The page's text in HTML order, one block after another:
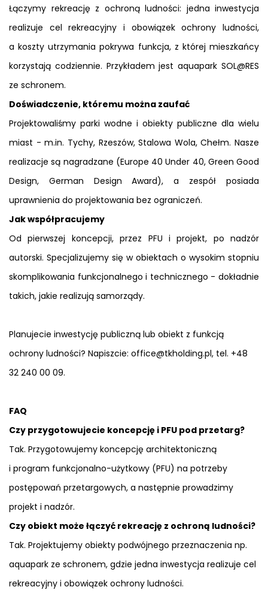
Łączymy rekreację z ochroną ludności: jedna inwestycja
realizuje cel rekreacyjny i obowiązek ochrony ludności,
a koszty utrzymania pokrywa funkcja, z której mieszkańcy
korzystają codziennie. Przykładem jest aquapark SOL@RES
ze schronem.
Doświadczenie, któremu można zaufać
Projektowaliśmy parki wodne i obiekty publiczne dla wielu
miast - m.in. Tychy, Rzeszów, Stalowa Wola, Chełm. Nasze
realizacje są nagradzane (Europe 40 Under 40, Green Good
Design, German Design Award), a zespół posiada
uprawnienia do projektowania bez ograniczeń.
Jak współpracujemy
Od pierwszej koncepcji, przez PFU i projekt, po nadzór
autorski. Specjalizujemy się w obiektach o wysokim stopniu
skomplikowania funkcjonalnego i technicznego - dokładnie
takich, jakie realizują samorządy.
Planujecie inwestycję publiczną lub obiekt z funkcją
ochrony ludności? Napiszcie: office@tkholding.pl, tel. +48
32 240 00 09.
FAQ
Czy przygotowujecie koncepcję i PFU pod przetarg?
Tak. Przygotowujemy koncepcję architektoniczną
i program funkcjonalno-użytkowy (PFU) na potrzeby
postępowań przetargowych, a następnie prowadzimy
projekt i nadzór.
Czy obiekt może łączyć rekreację z ochroną ludności?
Tak. Projektujemy obiekty podwójnego przeznaczenia np.
aquapark ze schronem, gdzie jedna inwestycja realizuje cel
rekreacyjny i obowiązek ochrony ludności.